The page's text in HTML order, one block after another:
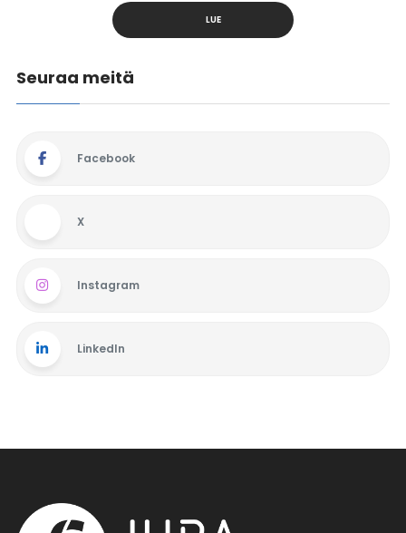
LUE
Seuraa meitä
Facebook
X
Instagram
LinkedIn